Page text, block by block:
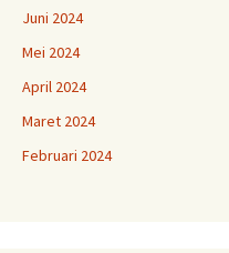
Juni 2024
Mei 2024
April 2024
Maret 2024
Februari 2024